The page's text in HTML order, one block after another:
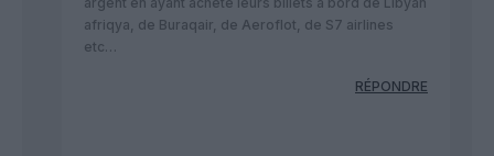
afriqya, de Buraqair, de Aeroflot, de S7 airlines
etc…
RÉPONDRE